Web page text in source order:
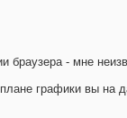
браузера - мне
плане графики вы